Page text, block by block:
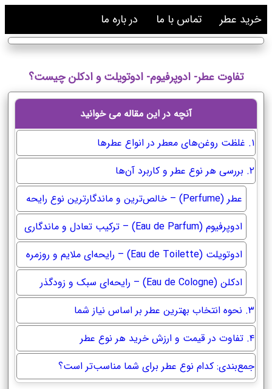
خرید عطر تماس با ما در باره ما
تفاوت عطر- ادوپرفیوم- ادوتویلت و ادکلن چیست؟
آنچه در این مقاله می خوانید
۱. غلظت روغن‌های معطر در انواع عطرها
۲. بررسی هر نوع عطر و کاربرد آن‌ها
عطر (Perfume) – خالص‌ترین و ماندگارترین نوع رایحه
ادوپرفیوم (Eau de Parfum) – ترکیب تعادل و ماندگاری
ادوتویلت (Eau de Toilette) – رایحه‌ای ملایم و روزمره
ادکلن (Eau de Cologne) – رایحه‌ای سبک و زودگذر
۳. نحوه انتخاب بهترین عطر بر اساس نیاز شما
۴. تفاوت در قیمت و ارزش خرید هر نوع عطر
جمع‌بندی: کدام نوع عطر برای شما مناسب‌تر است؟